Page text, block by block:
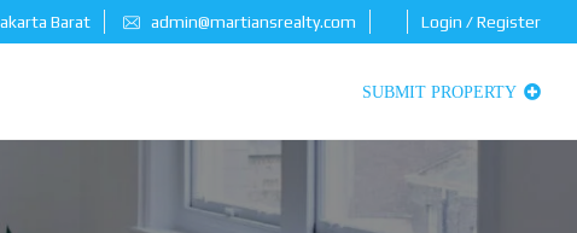
Barat admin@martiansrealty.com Login / Register
SUBMIT PROPERTY